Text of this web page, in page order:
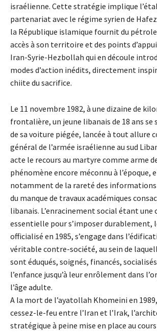
israélienne. Cette stratégie implique
partenariat avec le régime syrien de
la République islamique fournit du pétrole
accès à son territoire et des points d’appui
Iran-Syrie-Hezbollah qui en découle
modes d’action inédits, directement
chiite du sacrifice.
Le 11 novembre 1982, à une dizaine de
frontalière, un jeune libanais de 18 ans se
de sa voiture piégée, lancée à tout allure
général de l’armée israélienne au sud
acte le recours au martyre comme arme
phénomène encore méconnu à l’époque,
notamment de la rareté des
du manque de travaux académiques
libanais. L’enracinement social étant une
essentielle pour s’imposer durablement,
officialisé en 1985, s’engage dans
véritable contre-société, au sein de
sont éduqués, soignés, financés,
l’enfance jusqu’à leur enrôlement dans
l’âge adulte.
A la mort de l’ayatollah Khomeini en
cessez-le-feu entre l’Iran et l’Irak,
stratégique à peine mise en place au